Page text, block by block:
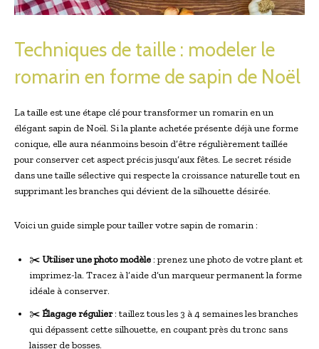
Techniques de taille : modeler le
romarin en forme de sapin de Noël
La taille est une étape clé pour transformer un romarin en un
élégant sapin de Noël. Si la plante achetée présente déjà une forme
conique, elle aura néanmoins besoin d’être régulièrement taillée
pour conserver cet aspect précis jusqu’aux fêtes. Le secret réside
dans une taille sélective qui respecte la croissance naturelle tout en
supprimant les branches qui dévient de la silhouette désirée.
Voici un guide simple pour tailler votre sapin de romarin :
✂️ Utiliser une photo modèle: prenez une photo de votre plant et
imprimez-la. Tracez à l’aide d’un marqueur permanent la forme
idéale à conserver.
✂️Élagage régulier: taillez tous les 3 à 4 semaines les branches
qui dépassent cette silhouette, en coupant près du tronc sans
laisser de bosses.